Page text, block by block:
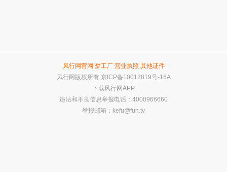
风行网官网 梦工厂 营业执照 其他证件
风行网版权所有 京ICP备10012819号-16A
下载风行网APP
违法和不良信息举报电话：4000966660
举报邮箱： kefu@fun.tv